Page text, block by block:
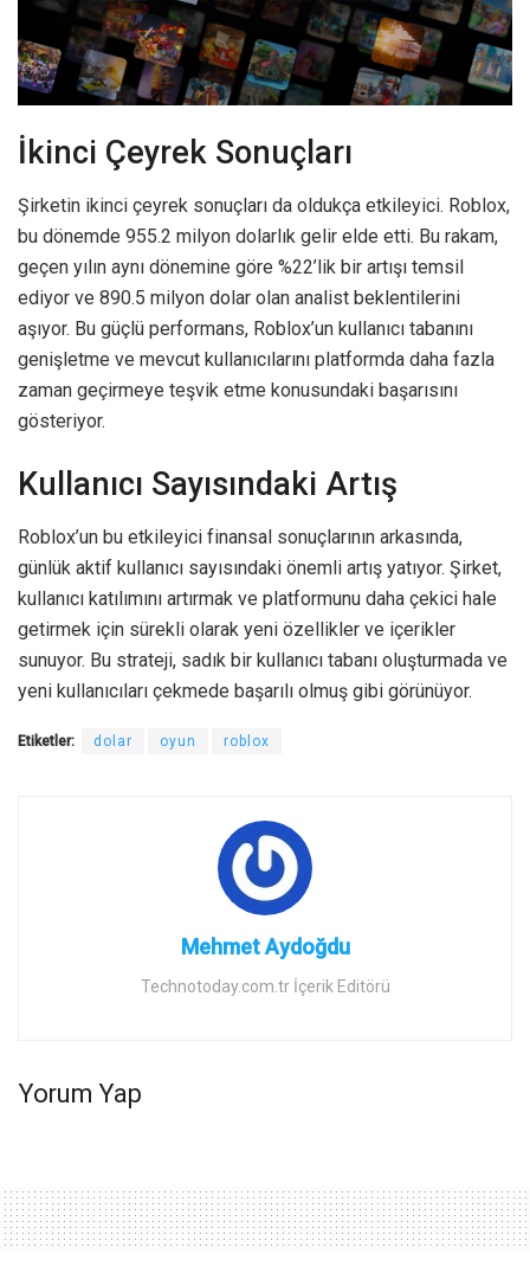
İkinci Çeyrek Sonuçları
Şirketin ikinci çeyrek sonuçları da oldukça etkileyici. Roblox,
bu dönemde 955.2 milyon dolarlık gelir elde etti. Bu rakam,
geçen yılın aynı dönemine göre %22’lik bir artışı temsil
ediyor ve 890.5 milyon dolar olan analist beklentilerini
aşıyor. Bu güçlü performans, Roblox’un kullanıcı tabanını
genişletme ve mevcut kullanıcılarını platformda daha fazla
zaman geçirmeye teşvik etme konusundaki başarısını
gösteriyor.
Kullanıcı Sayısındaki Artış
Roblox’un bu etkileyici finansal sonuçlarının arkasında,
günlük aktif kullanıcı sayısındaki önemli artış yatıyor. Şirket,
kullanıcı katılımını artırmak ve platformunu daha çekici hale
getirmek için sürekli olarak yeni özellikler ve içerikler
sunuyor. Bu strateji, sadık bir kullanıcı tabanı oluşturmada ve
yeni kullanıcıları çekmede başarılı olmuş gibi görünüyor.
Etiketler: dolar oyun roblox
Mehmet Aydoğdu
Technotoday.com.tr İçerik Editörü
Yorum Yap